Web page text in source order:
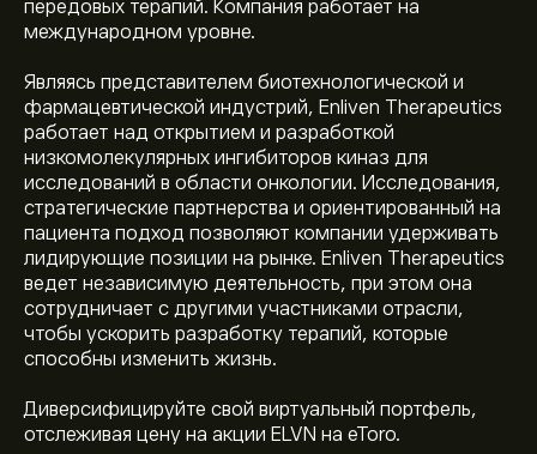
передовых терапий. Компания работает на
международном уровне.
Являясь представителем биотехнологической и
фармацевтической индустрий, Enliven Therapeutics
работает над открытием и разработкой
низкомолекулярных ингибиторов киназ для
исследований в области онкологии. Исследования,
стратегические партнерства и ориентированный на
пациента подход позволяют компании удерживать
лидирующие позиции на рынке. Enliven Therapeutics
ведет независимую деятельность, при этом она
сотрудничает с другими участниками отрасли,
чтобы ускорить разработку терапий, которые
способны изменить жизнь.
Диверсифицируйте свой виртуальный портфель,
отслеживая цену на акции ELVN на eToro.
Текущая цена акции ELVN составляет 60.46‎$‎.